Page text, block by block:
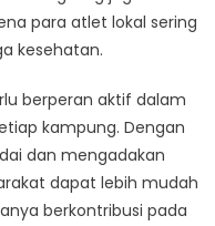
para atlet lokal sering
kesehatan.
berperan aktif dalam
kampung. Dengan
dan mengadakan
dapat lebih mudah
berkontribusi pada